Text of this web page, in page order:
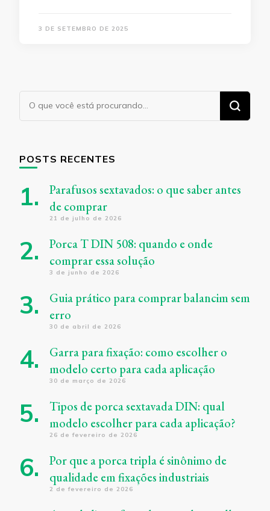
3 DE SETEMBRO DE 2025
Procurando
POSTS RECENTES
Parafusos sextavados: o que saber antes
de comprar
21 de julho de 2026
Porca T DIN 508: quando e onde
comprar essa solução
3 de junho de 2026
Guia prático para comprar balancim sem
erro
30 de abril de 2026
Garra para fixação: como escolher o
modelo certo para cada aplicação
30 de março de 2026
Tipos de porca sextavada DIN: qual
modelo escolher para cada aplicação?
26 de fevereiro de 2026
Por que a porca tripla é sinônimo de
qualidade em fixações industriais
2 de fevereiro de 2026